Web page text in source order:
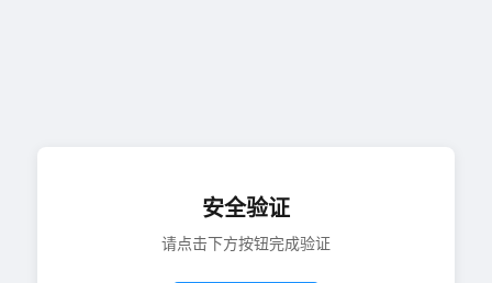
安全验证
请点击下方按钮完成验证